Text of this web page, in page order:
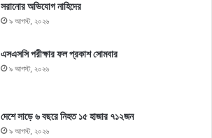
সরানোর অভিযোগ নাহিদের
৯ আগস্ট, ২০২৬
এসএসসি পরীক্ষার ফল প্রকাশ সোমবার
৯ আগস্ট, ২০২৬
দেশে সাড়ে ৬ বছরে নিহত ১৫ হাজার ৭১২জন
৯ আগস্ট, ২০২৬